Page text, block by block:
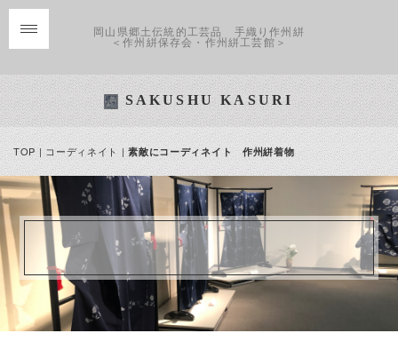
岡山県郷土伝統的工芸品 手織り作州絣
＜作州絣保存会・作州絣工芸館＞
SAKUSHU KASURI
TOP|コーディネイト |素敵にコーディネイト 作州絣着物